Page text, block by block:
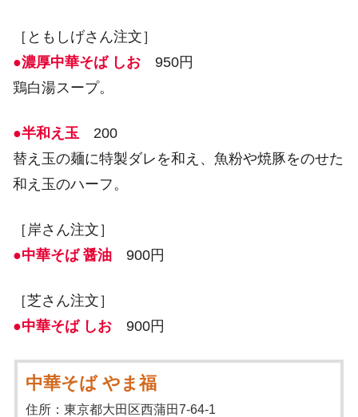
［ともしげさん注文］
●濃厚中華そば しお 950円
鶏白湯スープ。
●半和え玉 200
替え玉の麺に特製ダレを和え、魚粉や焼豚をのせた
和え玉のハーフ。
［岸さん注文］
●中華そば 醤油 900円
［芝さん注文］
●中華そば しお 900円
中華そば やま福
住所：東京都大田区西蒲田7-64-1